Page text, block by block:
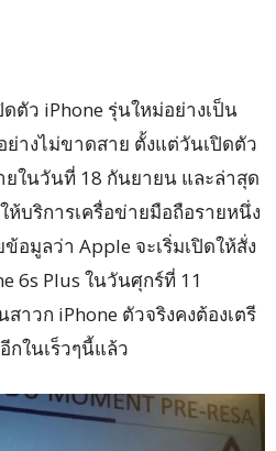
ตัว iPhone รุ่นใหม่อย่างเป็น
างไม่ขาดสาย ตั้งแต่วันเปิดตัว
ยในวันที่ 18 กันยายน และล่าสุด
บริการเครื่อข่ายมือถือรายหนึ่ง
อมูลว่า Apple จะเริ่มเปิดให้สั่ง
6s Plus ในวันศุกร์ที่ 11
าวก iPhone ตัวจริงคงต้องเตรี
กในเร็วๆนี้แล้ว